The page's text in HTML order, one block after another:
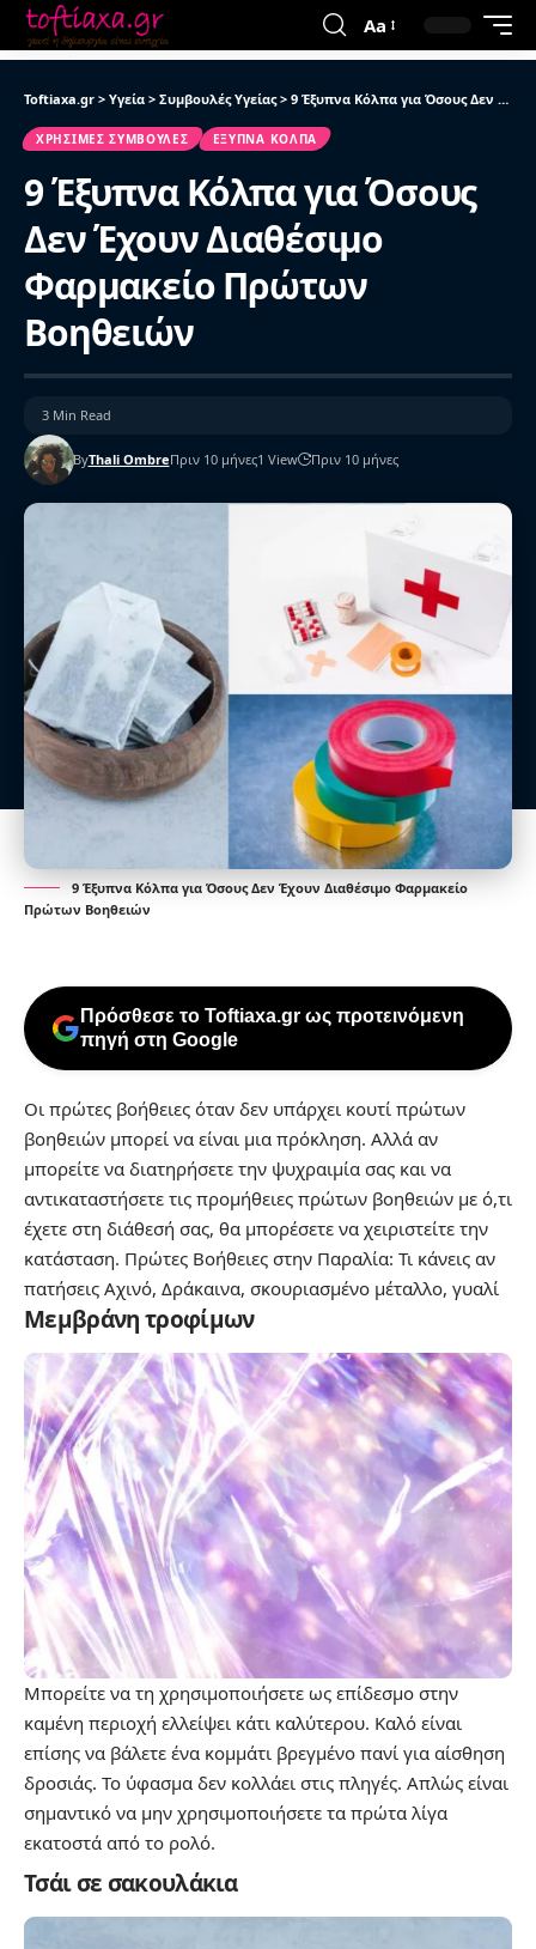
Aa
Toftiaxa.gr > Υγεία > Συμβουλές Υγείας> 9 Έξυπνα Κόλπα για Όσους Δεν Έχουν Διαθέσιμο Φαρμακείο Πρώτων Βοηθειών
ΧΡΉΣΙΜΕΣ ΣΥΜΒΟΥΛΈΣ ΈΞΥΠΝΑ ΚΌΛΠΑ
9 Έξυπνα Κόλπα για Όσους
Δεν Έχουν Διαθέσιμο
Φαρμακείο Πρώτων
Βοηθειών
ByThali OmbreΠριν 10 μήνες1 View Πριν 10 μήνες
3 Min Read
9 Έξυπνα Κόλπα για Όσους Δεν Έχουν Διαθέσιμο Φαρμακείο
Πρώτων Βοηθειών
Πρόσθεσε το Toftiaxa.gr ως προτεινόμενη
πηγή στη Google
Οι πρώτες βοήθειες όταν δεν υπάρχει κουτί πρώτων
βοηθειών μπορεί να είναι μια πρόκληση. Αλλά αν
μπορείτε να διατηρήσετε την ψυχραιμία σας και να
αντικαταστήσετε τις προμήθειες πρώτων βοηθειών με ό,τι
έχετε στη διάθεσή σας, θα μπορέσετε να χειριστείτε την
κατάσταση. Πρώτες Βοήθειες στην Παραλία: Τι κάνεις αν
πατήσεις Αχινό, Δράκαινα, σκουριασμένο μέταλλο, γυαλί
Μεμβράνη τροφίμων
Μπορείτε να τη χρησιμοποιήσετε ως επίδεσμο στην
καμένη περιοχή ελλείψει κάτι καλύτερου. Καλό είναι
επίσης να βάλετε ένα κομμάτι βρεγμένο πανί για αίσθηση
δροσιάς. Το ύφασμα δεν κολλάει στις πληγές. Απλώς είναι
σημαντικό να μην χρησιμοποιήσετε τα πρώτα λίγα
εκατοστά από το ρολό.
Τσάι σε σακουλάκια